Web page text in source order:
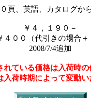
頁、英語、カタログか
￥４，１９０－
４００（代引きの場合＋
2008/7/4追加
れている価格は入荷時
入荷時期によって変動い